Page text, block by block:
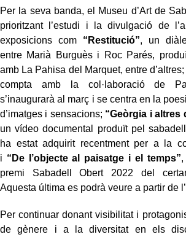
Per la seva banda, el Museu d’Art de
prioritzant l’estudi i la divulgació de
exposicions com “Restitució”, un
entre Marià Burguès i Roc Parés,
amb La Pahisa del Marquet, entre d’altres;
compta amb la col·laboració de
s’inaugurarà al març i se centra en la
d’imatges i sensacions; “Geòrgia i altres
un vídeo documental produït pel
ha estat adquirit recentment per a la
i “De l’objecte al paisatge i el temps”
premi Sabadell Obert 2022 del
Aquesta última es podrà veure a partir de
Per continuar donant visibilitat i
de gènere i a la diversitat en els